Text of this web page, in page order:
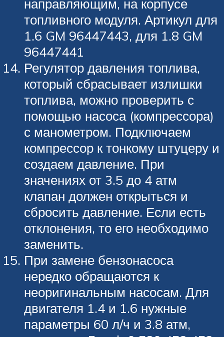
направляющим, на корпусе
топливного модуля. Артикул для
1.6 GM 96447443, для 1.8 GM
96447441
Регулятор давления топлива,
который сбрасывает излишки
топлива, можно проверить с
помощью насоса (компрессора)
с манометром. Подключаем
компрессор к тонкому штуцеру и
создаем давление. При
значениях от 3.5 до 4 атм
клапан должен открыться и
сбросить давление. Если есть
отклонения, то его необходимо
заменить.
При замене бензонасоса
нередко обращаются к
неоригинальным насосам. Для
двигателя 1.4 и 1.6 нужные
параметры 60 л/ч и 3.8 атм,